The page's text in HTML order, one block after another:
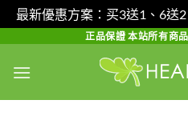
最新優惠方案：买3送1、6送
content
正品保證 本站所有商